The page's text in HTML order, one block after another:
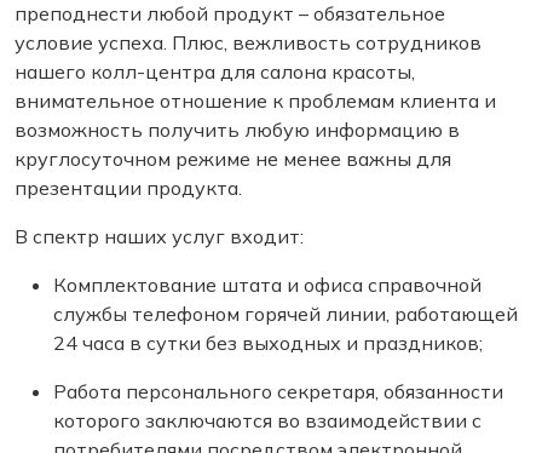
преподнести любой продукт – обязательное
условие успеха. Плюс, вежливость сотрудников
нашего колл-центра для салона красоты,
внимательное отношение к проблемам клиента и
возможность получить любую информацию в
круглосуточном режиме не менее важны для
презентации продукта.
В спектр наших услуг входит:
Комплектование штата и офиса справочной
службы телефоном горячей линии, работающей
24 часа в сутки без выходных и праздников;
Работа персонального секретаря, обязанности
которого заключаются во взаимодействии с